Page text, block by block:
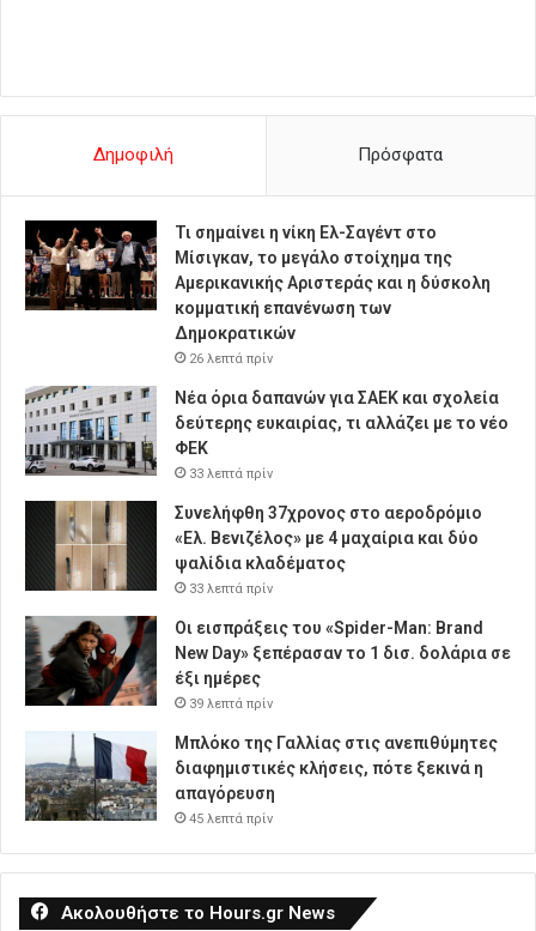
Δημοφιλή Πρόσφατα
Τι σημαίνει η νίκη Ελ-Σαγέντ στο
Μίσιγκαν, το μεγάλο στοίχημα της
Aμερικανικής Αριστεράς και η δύσκολη
κομματική επανένωση των
Δημοκρατικών
26 λεπτά πρίν
Νέα όρια δαπανών για ΣΑΕΚ και σχολεία
δεύτερης ευκαιρίας, τι αλλάζει με το νέο
ΦΕΚ
33 λεπτά πρίν
Συνελήφθη 37χρονος στο αεροδρόμιο
«Ελ. Βενιζέλος» με 4 μαχαίρια και δύο
ψαλίδια κλαδέματος
33 λεπτά πρίν
Οι εισπράξεις του «Spider-Man: Brand
New Day» ξεπέρασαν το 1 δισ. δολάρια σε
έξι ημέρες
39 λεπτά πρίν
Μπλόκο της Γαλλίας στις ανεπιθύμητες
διαφημιστικές κλήσεις, πότε ξεκινά η
απαγόρευση
45 λεπτά πρίν
Ακολουθήστε το Hours.gr News